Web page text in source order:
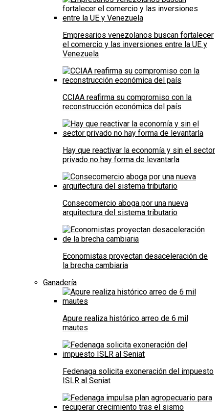
Empresarios venezolanos buscan fortalecer
el comercio y las inversiones entre la UE y
Venezuela
CCIAA reafirma su compromiso con la
reconstrucción económica del país
Hay que reactivar la economía y sin el sector
privado no hay forma de levantarla
Consecomercio aboga por una nueva
arquitectura del sistema tributario
Economistas proyectan desaceleración de
la brecha cambiaria
Ganadería
Apure realiza histórico arreo de 6 mil
mautes
Fedenaga solicita exoneración del impuesto
ISLR al Seniat